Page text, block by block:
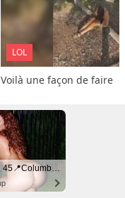
LOL
Voilà une façon de faire